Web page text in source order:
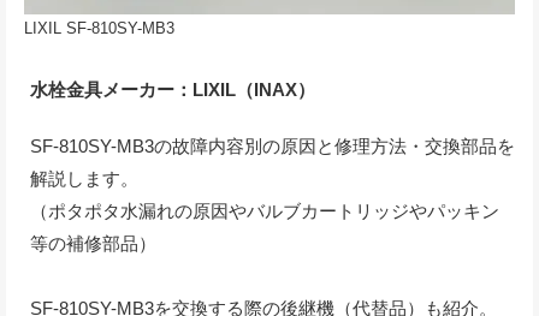
LIXIL SF-810SY-MB3
水栓金具メーカー：LIXIL（INAX）
SF-810SY-MB3の故障内容別の原因と修理方法・交換部品を
解説します。
（ポタポタ水漏れの原因やバルブカートリッジやパッキン
等の補修部品）
SF-810SY-MB3を交換する際の後継機（代替品）も紹介。